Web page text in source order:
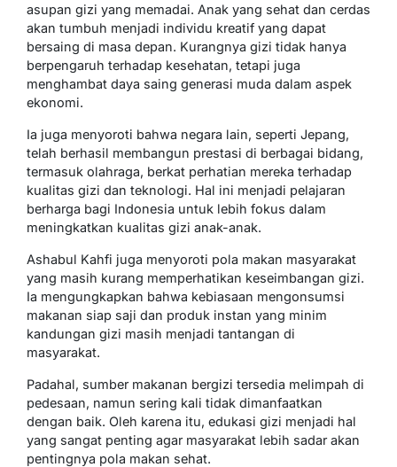
asupan gizi yang memadai. Anak yang sehat dan cerdas
akan tumbuh menjadi individu kreatif yang dapat
bersaing di masa depan. Kurangnya gizi tidak hanya
berpengaruh terhadap kesehatan, tetapi juga
menghambat daya saing generasi muda dalam aspek
ekonomi.
Ia juga menyoroti bahwa negara lain, seperti Jepang,
telah berhasil membangun prestasi di berbagai bidang,
termasuk olahraga, berkat perhatian mereka terhadap
kualitas gizi dan teknologi. Hal ini menjadi pelajaran
berharga bagi Indonesia untuk lebih fokus dalam
meningkatkan kualitas gizi anak-anak.
Ashabul Kahfi juga menyoroti pola makan masyarakat
yang masih kurang memperhatikan keseimbangan gizi.
Ia mengungkapkan bahwa kebiasaan mengonsumsi
makanan siap saji dan produk instan yang minim
kandungan gizi masih menjadi tantangan di
masyarakat.
Padahal, sumber makanan bergizi tersedia melimpah di
pedesaan, namun sering kali tidak dimanfaatkan
dengan baik. Oleh karena itu, edukasi gizi menjadi hal
yang sangat penting agar masyarakat lebih sadar akan
pentingnya pola makan sehat.